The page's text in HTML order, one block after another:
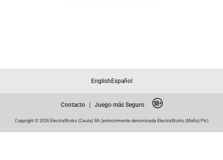
English Español
Contacto Juego más Seguro
Copyright © 2026 ElectraWorks (Ceuta) SA (anteriormente denominada ElectraWorks (Malta) Plc)